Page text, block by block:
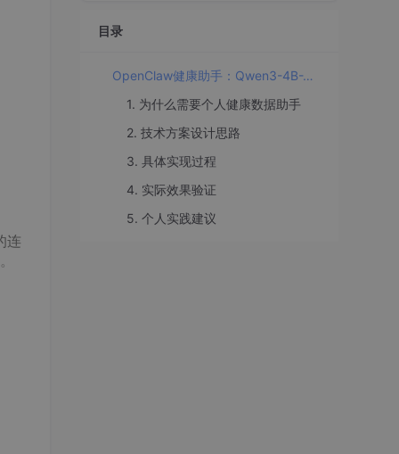
连
目录
OpenClaw健康助手：Qwen3-4B-Thinking-2507-GPT-5-Codex-Distill-GGUF分析运动手环数据
1. 为什么需要个人健康数据助手
2. 技术方案设计思路
3. 具体实现过程
4. 实际效果验证
5. 个人实践建议